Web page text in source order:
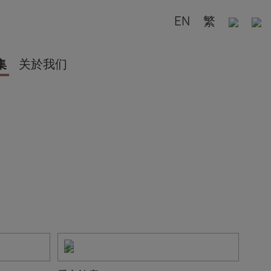
EN 繁
关於我们